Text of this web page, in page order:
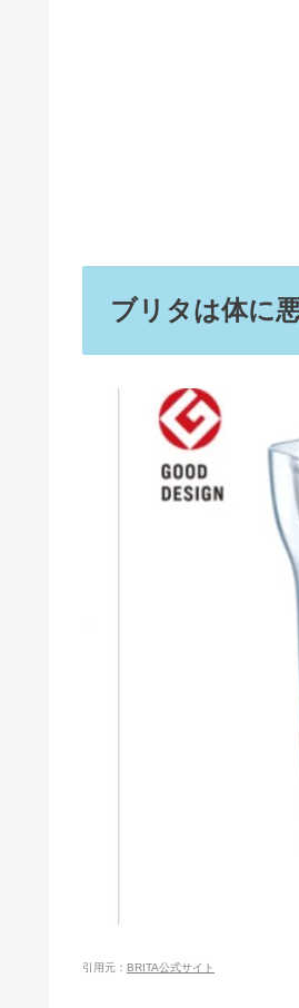
フレッ
ビフェ
ジャパ
スルガ
お風呂
地球グ
マルニ
男がピ
ブリタは体に
引用元： BRITA公式サイト